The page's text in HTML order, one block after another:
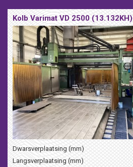
Kolb Varimat VD 2500 (13.132KH)
Dwarsverplaatsing (mm)
Langsverplaatsing (mm)